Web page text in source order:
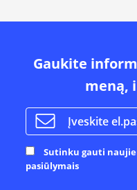
Gaukite
meną,
Sutinku gauti
pasiūlymais